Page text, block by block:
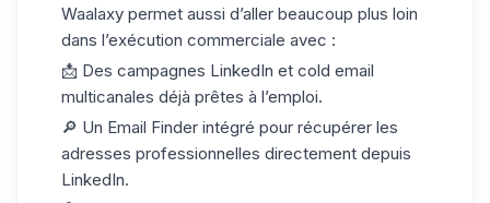
Waalaxy permet aussi d’aller beaucoup plus loin
dans l’exécution commerciale avec :
📩 Des campagnes LinkedIn et cold email
multicanales déjà prêtes à l’emploi.
🔎 Un Email Finder intégré pour récupérer les
adresses professionnelles directement depuis
LinkedIn.